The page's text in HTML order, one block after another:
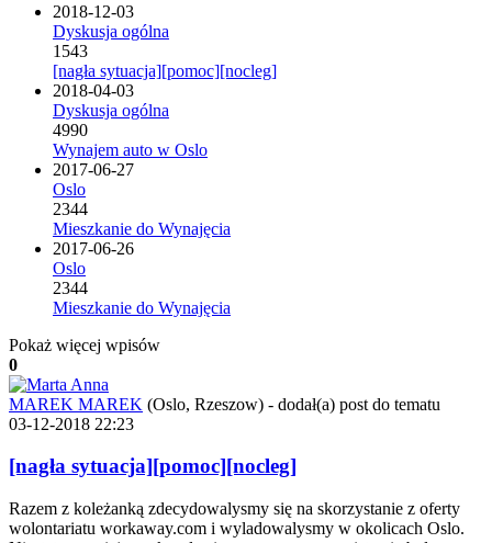
2018-12-03
Dyskusja ogólna
1543
[nagła sytuacja][pomoc][nocleg]
2018-04-03
Dyskusja ogólna
4990
Wynajem auto w Oslo
2017-06-27
Oslo
2344
Mieszkanie do Wynajęcia
2017-06-26
Oslo
2344
Mieszkanie do Wynajęcia
Pokaż więcej wpisów
0
MAREK MAREK (Oslo, Rzeszow) - dodał(a) post do tematu
03-12-2018 22:23
[nagła sytuacja][pomoc][nocleg]
Razem z koleżanką zdecydowalysmy się na skorzystanie z oferty
wolontariatu workaway.com i wyladowalysmy w okolicach Oslo.